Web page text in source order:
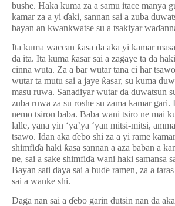
bushe. Haka kuma za a samu itace manya
kamar za a yi ɗaki, sannan sai a zuba
bayan an kwankwatse su a tsakiyar waɗ
Ita kuma waccan ƙasa da aka yi kamar
da ita. Ita kuma ƙasar sai a zagaye ta da
cinna wuta. Za a bar wutar tana ci har
wutar ta mutu sai a jaye ƙasar, su kuma
masu ruwa. Sanadiyar wutar da duwatsun
zuba ruwa za su roshe su zama kamar gari.
nemo tsiron baba. Baba wani tsiro ne mai
lalle, yana yin ‘ya’ya ‘yan mitsi-mitsi,
tsawo. Idan aka ɗebo shi za a yi rame
shimfiɗa haki ƙasa sannan a aza baban a
ne, sai a sake shimfiɗa wani haki samansa
Bayan sati ɗaya sai a buɗe ramen, za a
sai a wanke shi.
Daga nan sai a ɗebo garin dutsin nan da aka